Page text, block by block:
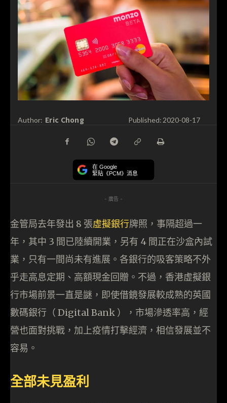
Author: Eric Chong Published: 2020-08-17
在 Google
緊貼《PCM》消息
- 廣告 -
金管局去年發出 8 張虛擬銀行牌照，事隔超過一
年，其中 3 間已陸續開業，另有 4 間正在沙盒內試
業，只有一間尚未有進展。各銀行的吸客策略不外
乎走高息定期、高額現金回贈。不過，香港虛擬銀
行市場前景一直是謎，即使借鏡發展較成熟的英國
數碼銀行（ Digital Bank ），市場滲透率高，經
營也面對挑戰，加上疫情打擊經濟，相信發展並不
容易。
全部未見盈利